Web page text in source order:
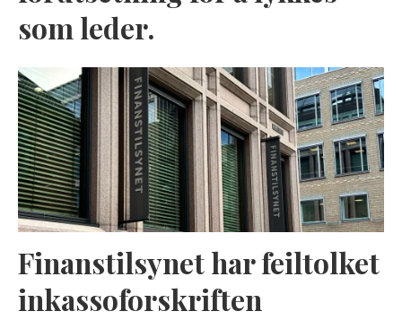
som leder.
Finanstilsynet har feiltolket
inkassoforskriften